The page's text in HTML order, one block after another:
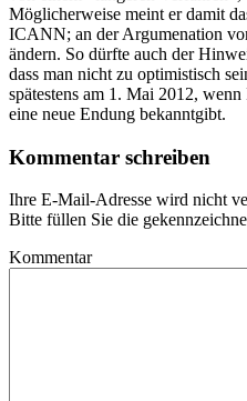
Möglicherweise meint er damit
ICANN; an der Argumenation
ändern. So dürfte auch der
dass man nicht zu optimistisch
spätestens am 1. Mai 2012,
eine neue Endung bekanntgibt.
Kommentar schreiben
Ihre E-Mail-Adresse wird nicht
Bitte füllen Sie die
Kommentar